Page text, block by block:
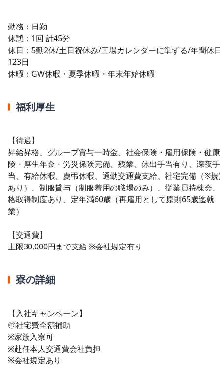
勤務：日勤
休憩：1回 計45分
休日：5勤2休/土日祝休み/工場カレンダーに準ずる/年間休
123日
休暇：GW休暇・夏季休暇・年末年始休暇
福利厚生
【待遇】
昇給昇格、グループ賞与一時金、社会保険・雇用保険・健
険・厚生年金・労災保険完備、残業、休出手当有り、深夜手
当、有給休暇、慶弔休暇、通勤交通費支給、社宅完備（※
あり）、制服貸与（制服着用の職場のみ）、従業員持株会
格取得制度あり、定年満60歳（再雇用として原則65歳迄就
業）
【交通費】
上限30,000円まで支給 ※会社規定有り
寮の詳細
【入社キャンペーン】
◎社宅費全額補助
※家族入寮可
※赴任本人交通費会社負担
※会社規定あり